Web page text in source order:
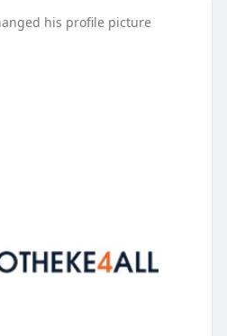
his profile picture